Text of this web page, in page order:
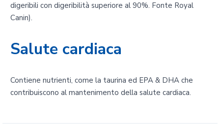
digeribili con digeribilità superiore al 90%. Fonte Royal
Canin).
Salute cardiaca
Contiene nutrienti, come la taurina ed EPA & DHA che
contribuiscono al mantenimento della salute cardiaca.